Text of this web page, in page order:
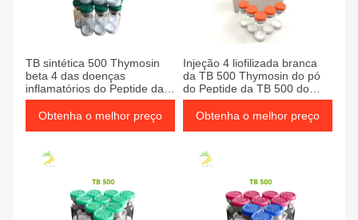
TB sintética 500 Thymosin
beta 4 das doenças
inflamatórios do Peptide da
TB 500
Obtenha o melhor preço
Injeção 4 liofilizada branca
da TB 500 Thymosin do pó
do Peptide da TB 500 do
COA beta
Obtenha o melhor preço